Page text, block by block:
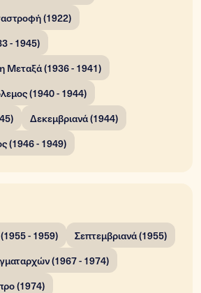
(1922)
- 1945)
Μεταξά (1936 - 1941)
(1940 - 1944)
Δεκεμβριανά (1944)
(1946 - 1949)
- 1959)
Σεπτεμβριανά (1955)
(1967 - 1974)
(1974)